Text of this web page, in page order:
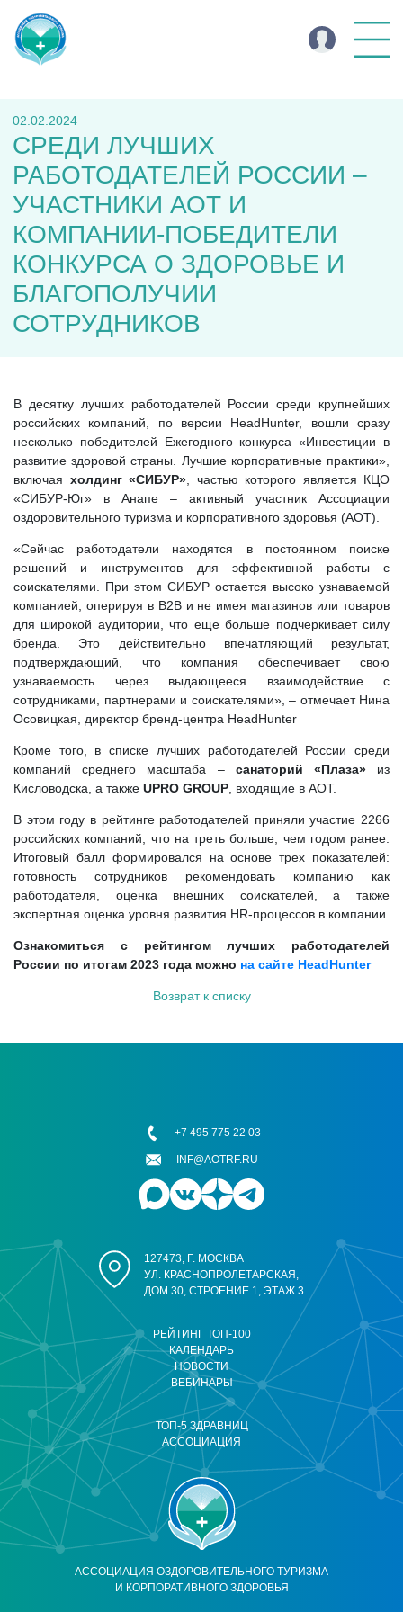
02.02.2024
СРЕДИ ЛУЧШИХ
РАБОТОДАТЕЛЕЙ РОССИИ –
УЧАСТНИКИ АОТ И
КОМПАНИИ-ПОБЕДИТЕЛИ
КОНКУРСА О ЗДОРОВЬЕ И
БЛАГОПОЛУЧИИ
СОТРУДНИКОВ
В десятку лучших работодателей России среди крупнейших
российских компаний, по версии HeadHunter, вошли сразу
несколько победителей Ежегодного конкурса «Инвестиции в
развитие здоровой страны. Лучшие корпоративные практики»,
включая холдинг «СИБУР» , частью которого является КЦО
«СИБУР-Юг» в Анапе – активный участник Ассоциации
оздоровительного туризма и корпоративного здоровья (АОТ).
«Сейчас работодатели находятся в постоянном поиске
решений и инструментов для эффективной работы с
соискателями. При этом СИБУР остается высоко узнаваемой
компанией, оперируя в B2B и не имея магазинов или товаров
для широкой аудитории, что еще больше подчеркивает силу
бренда. Это действительно впечатляющий результат,
подтверждающий, что компания обеспечивает свою
узнаваемость через выдающееся взаимодействие с
сотрудниками, партнерами и соискателями», – отмечает Нина
Осовицкая, директор бренд-центра HeadHunter
Кроме того, в списке лучших работодателей России среди
компаний среднего масштаба –санаторий «Плаза»из
Кисловодска, а также UPRO GROUP , входящие в АОТ.
В этом году в рейтинге работодателей приняли участие 2266
российских компаний, что на треть больше, чем годом ранее.
Итоговый балл формировался на основе трех показателей:
готовность сотрудников рекомендовать компанию как
работодателя, оценка внешних соискателей, а также
экспертная оценка уровня развития HR-процессов в компании.
Ознакомиться с рейтингом лучших работодателей
России по итогам 2023 года можно на сайте HeadHunter
Возврат к списку
АССОЦИАЦИЯ ОЗДОРОВИТЕЛЬНОГО ТУРИЗМА
И КОРПОРАТИВНОГО ЗДОРОВЬЯ
РЕЙТИНГ ТОП-100
КАЛЕНДАРЬ
НОВОСТИ
ВЕБИНАРЫ
ТОП-5 ЗДРАВНИЦ
АССОЦИАЦИЯ
127473, Г. МОСКВА
УЛ. КРАСНОПРОЛЕТАРСКАЯ,
ДОМ 30, СТРОЕНИЕ 1, ЭТАЖ 3
+7 495 775 22 03
INF@AOTRF.RU